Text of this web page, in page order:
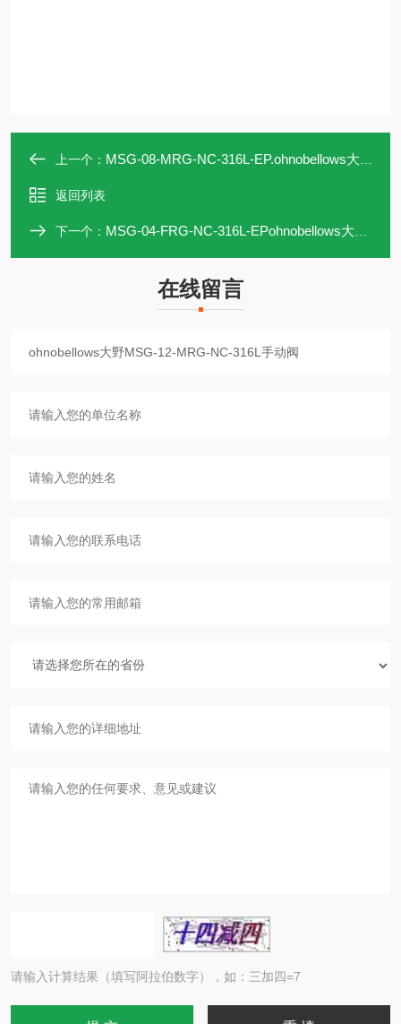
上一个： MSG-08-MRG-NC-316L-EP.ohnobellows大野MSG-08-MRG-NC-316L手动阀
返回列表
下一个： MSG-04-FRG-NC-316L-EPohnobellows大野手动阀MSG-04-FRG-NC
在线留言
请输入计算结果（填写阿拉伯数字），如：三加四=7